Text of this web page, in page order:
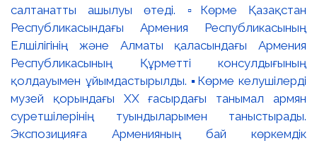
салтанатты ашылуы өтеді. ▫️Көрме Қазақстан
Республикасындағы Армения Республикасының
Елшілігінің және Алматы қаласындағы Армения
Республикасының Құрметті консулдығының
қолдауымен ұйымдастырылды. ▪️Көрме келушілерді
музей қорындағы ХХ ғасырдағы танымал армян
суретшілерінің туындыларымен таныстырады.
Экспозицияға Арменияның бай көркемдік